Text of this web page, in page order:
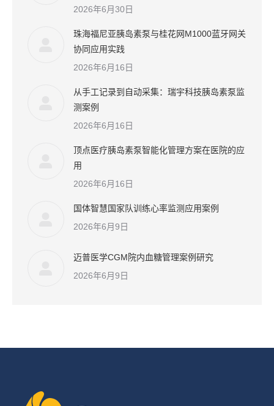
2026年6月30日
珠海福尼亚胰岛素泵与桂花网M1000蓝牙网关
协同应用实践
2026年6月16日
从手工记录到自动采集：瑞宇科技胰岛素泵监
测案例
2026年6月16日
顶点医疗胰岛素泵智能化管理方案在医院的应
用
2026年6月16日
国体智慧国家队训练心率监测应用案例
2026年6月9日
迈普医学CGM院内血糖管理案例研究
2026年6月9日